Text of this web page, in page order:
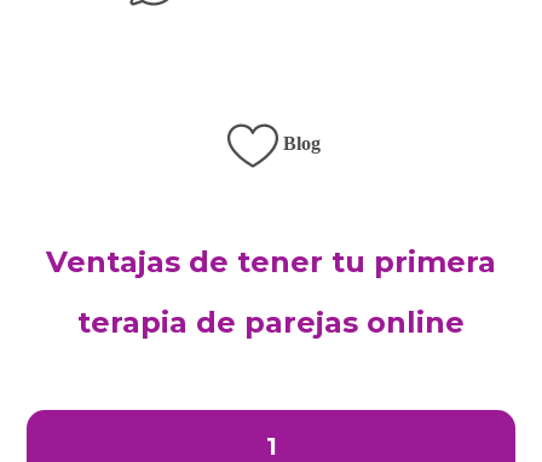
Blog
Ventajas de tener tu primera
terapia de parejas online
1